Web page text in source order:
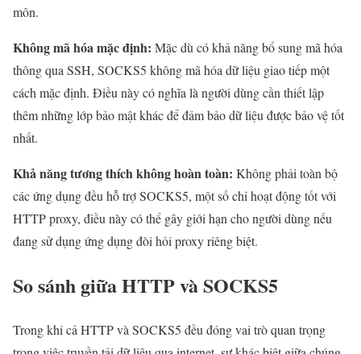
môn.
Không mã hóa mặc định: Mặc dù có khả năng bổ sung mã hóa
thông qua SSH, SOCKS5 không mã hóa dữ liệu giao tiếp một
cách mặc định. Điều này có nghĩa là người dùng cần thiết lập
thêm những lớp bảo mật khác để đảm bảo dữ liệu được bảo vệ tốt
nhất.
Khả năng tương thích không hoàn toàn: Không phải toàn bộ
các ứng dụng đều hỗ trợ SOCKS5, một số chỉ hoạt động tốt với
HTTP proxy, điều này có thể gây giới hạn cho người dùng nếu
đang sử dụng ứng dụng đòi hỏi proxy riêng biệt.
So sánh giữa HTTP và SOCKS5
Trong khi cả HTTP và SOCKS5 đều đóng vai trò quan trọng